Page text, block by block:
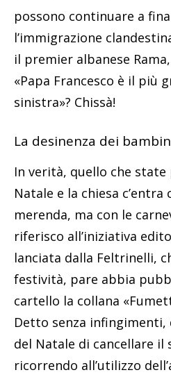
possono continuare a
l’immigrazione
il premier albanese
«Papa Francesco è il più
sinistra»? Chissà!
La desinenza dei
In verità, quello che
Natale e la chiesa c’entra
merenda, ma con le
riferisco all’iniziativa
lanciata dalla Feltrinelli,
festività, pare abbia
cartello la collana
Detto senza infingimenti,
del Natale di cancellare il
ricorrendo all’utilizzo